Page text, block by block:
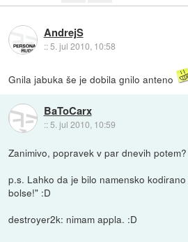
AndrejS
::5. jul 2010, 10:58
Gnila jabuka še je dobila gnilo anteno
BaToCarx
:: 5. jul 2010, 10:59
Zanimivo, popravek v par dnevih potem?
p.s. Lahko da je bilo namensko
bolse!" :D
destroyer2k: nimam appla. :D